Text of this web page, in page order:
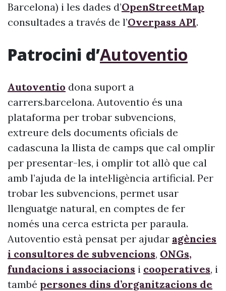
Barcelona) i les dades d’OpenStreetMap
consultades a través de l’Overpass API.
Patrocini d’Autoventio
Autoventio dona suport a
carrers.barcelona. Autoventio és una
plataforma per trobar subvencions,
extreure dels documents oficials de
cadascuna la llista de camps que cal omplir
per presentar-les, i omplir tot allò que cal
amb l’ajuda de la intel·ligència artificial. Per
trobar les subvencions, permet usar
llenguatge natural, en comptes de fer
només una cerca estricta per paraula.
Autoventio està pensat per ajudar agències
i consultores de subvencions, ONGs,
fundacions i associacions i cooperatives, i
també persones dins d’organitzacions de